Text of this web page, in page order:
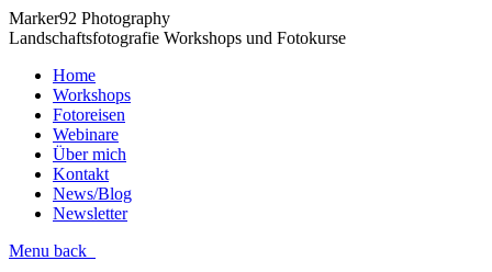
Marker92 Photography
Landschaftsfotografie Workshops und Fotokurse
Home
Workshops
Fotoreisen
Webinare
Über mich
Kontakt
News/Blog
Newsletter
Menu back